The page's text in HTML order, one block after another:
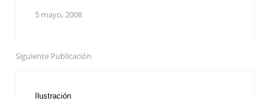
5 mayo, 2008
Siguiente Publicación
Ilustración